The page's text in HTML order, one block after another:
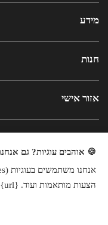
מידע
חנות
אזור אישי
כל
🍪 אוהבים עוגיות? גם
הצעות מותאמות ועוד. {url}